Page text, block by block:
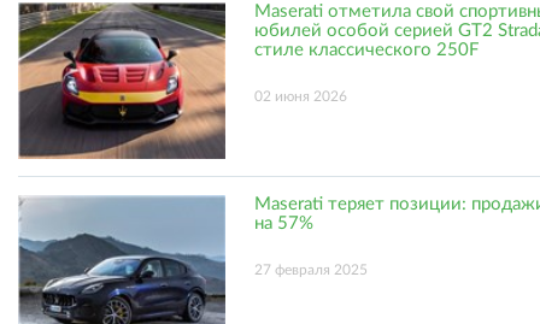
Maserati отметила свой
юбилей особой серией GT2
стиле классического 250F
02 июня 2026
Maserati теряет позиции:
на 57%
27 февраля 2025